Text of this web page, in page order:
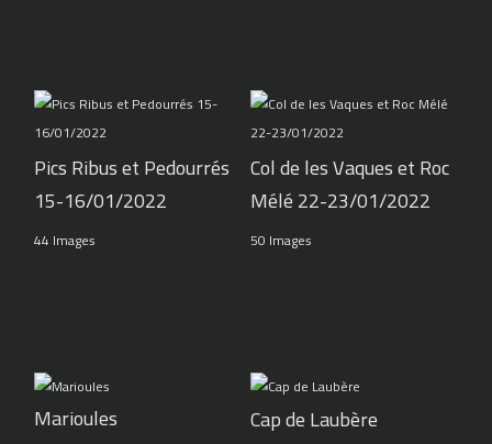
Pics Ribus et Pedourrés
15-16/01/2022
44 Images
Col de les Vaques et Roc
Mélé 22-23/01/2022
50 Images
Marioules Cap de Laubère